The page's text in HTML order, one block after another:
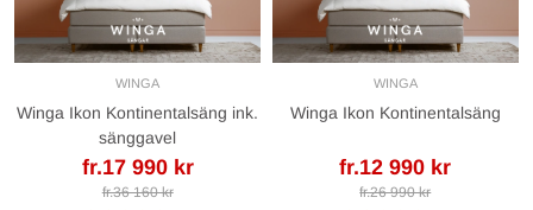
WINGA
Winga Ikon Kontinentalsäng ink.
sänggavel
fr.17 990 kr
fr.36 160 kr
WINGA
Winga Ikon Kontinentalsäng
fr.12 990 kr
fr.26 990 kr